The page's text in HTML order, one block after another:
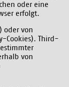
oder eine
erfolgt.
oder von
Cookies). Third-
von